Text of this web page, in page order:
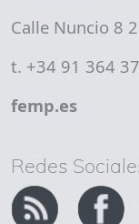
Calle Nuncio 8
t. +34 91 364
femp.es
Redes